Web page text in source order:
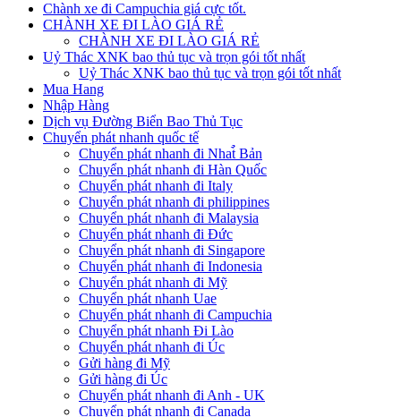
Chành xe đi Campuchia giá cực tốt.
CHÀNH XE ĐI LÀO GIÁ RẺ
CHÀNH XE ĐI LÀO GIÁ RẺ
Uỷ Thác XNK bao thủ tục và trọn gói tốt nhất
Uỷ Thác XNK bao thủ tục và trọn gói tốt nhất
Mua Hang
Nhập Hàng
Dịch vụ Đường Biển Bao Thủ Tục
Chuyển phát nhanh quốc tế
Chuyển phát nhanh đi Nhat̉̀ Bản
Chuyển phát nhanh đi Hàn Quốc
Chuyển phát nhanh đi Italy
Chuyển phát nhanh đi philippines
Chuyển phát nhanh đi Malaysia
Chuyển phát nhanh đi Đức
Chuyển phát nhanh đi Singapore
Chuyển phát nhanh đi Indonesia
Chuyển phát nhanh đi Mỹ
Chuyển phát nhanh Uae
Chuyển phát nhanh đi Campuchia
Chuyển phát nhanh Đi Lào
Chuyển phát nhanh đi Úc
Gửi hàng đi Mỹ
Gửi hàng đi Úc
Chuyển phát nhanh đi Anh - UK
Chuyển phát nhanh đi Canada